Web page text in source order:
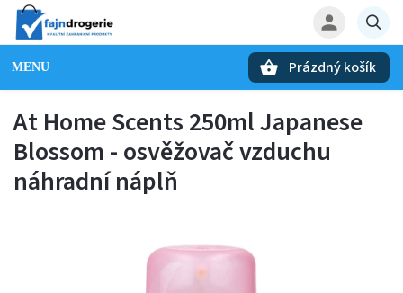
Prázdný košík
At Home Scents 250ml Japanese
Blossom - osvěžovač vzduchu
náhradní náplň